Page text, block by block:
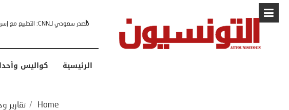
البابا: “لا أخشى ترامب” .. ردا على
الرئيسية كواليس
Home
/ تقارير